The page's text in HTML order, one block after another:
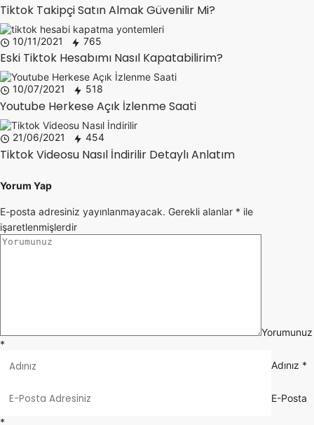
Tiktok Takipçi Satın Almak Güvenilir Mi?
10/11/2021 765
Eski Tiktok Hesabımı Nasıl Kapatabilirim?
10/07/2021 518
Youtube Herkese Açık İzlenme Saati
21/06/2021 454
Tiktok Videosu Nasıl İndirilir Detaylı Anlatım
Yorum Yap
E-posta adresiniz yayınlanmayacak. Gerekli alanlar * ile
işaretlenmişlerdir
Yorumunuz
*
Adınız *
E-Posta
*